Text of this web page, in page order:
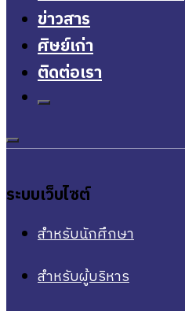
ข่าวสาร
ศิษย์เก่า
ติดต่อเรา
ระบบเว็บไซต์
สำหรับนักศึกษา
สำหรับผู้บริหาร